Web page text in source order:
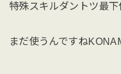
特殊スキルダントツ最下
まだ使うんですね